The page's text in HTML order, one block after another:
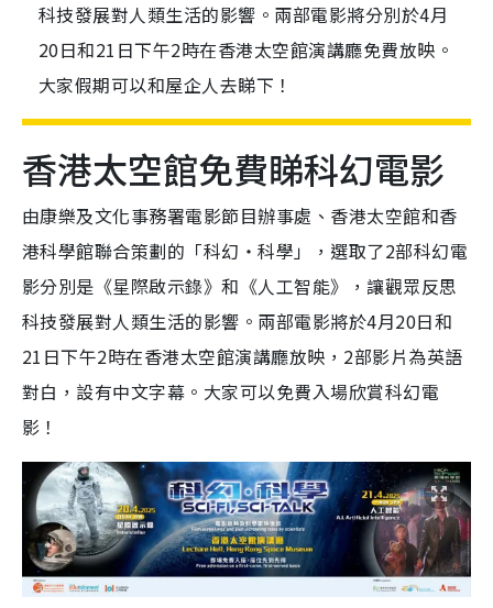
科技發展對人類生活的影響。兩部電影將分別於4月
20日和21日下午2時在香港太空館演講廳免費放映。
大家假期可以和屋企人去睇下！
香港太空館免費睇科幻電影
由康樂及文化事務署電影節目辦事處、香港太空館和香
港科學館聯合策劃的「科幻‧科學」，選取了2部科幻電
影分別是《星際啟示錄》和《人工智能》，讓觀眾反思
科技發展對人類生活的影響。兩部電影將於4月20日和
21日下午2時在香港太空館演講廳放映，2部影片為英語
對白，設有中文字幕。大家可以免費入場欣賞科幻電
影！